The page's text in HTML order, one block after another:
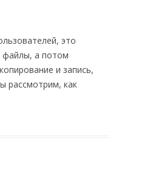
это
файлы, а потом
и запись,
рассмотрим, как